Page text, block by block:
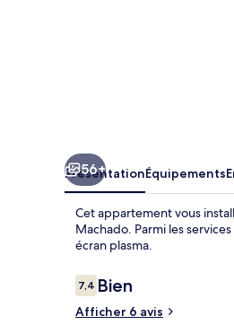
56+
PrésentationÉquipements
Cet appartement vous
Machado. Parmi les
écran plasma.
Avis
voyageurs
7,47,4 sur 10
Bien
Afficher 6 avis